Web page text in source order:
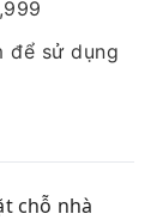
để sử dụng
chỗ nhà